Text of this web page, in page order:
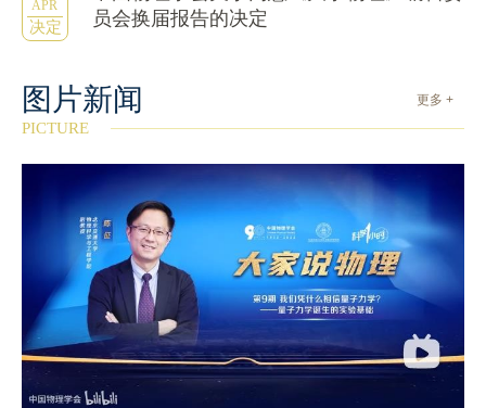
APR
决定
员会换届报告的决定
更多 +
图片新闻
PICTURE